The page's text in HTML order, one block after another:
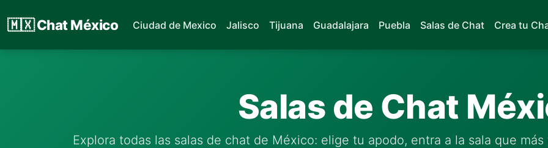
🇲🇽Chat México Ciudad de Mexico Jalisco Tijuana Guadalajara Puebla Salas de Chat Crea tu
Salas de Chat
Explora todas las salas de chat de México: elige tu apodo, entra a la sala que